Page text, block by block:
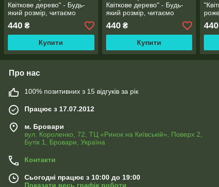
Квіткове дерево" - Будь-
який розмір, читаємо
опис!
440 ₴
Купити
Квіткове дерево" - Будь-
який розмір, читаємо
опис!
440₴
Купити
440
Про нас
100% позитивних з 15 відгуків за рік
Працює з 17.07.2012
м. Бровари
вул. Короленко, 72, ТЦ «Ринок на Київській», Поверх 2,
Бутік 1, Бровари, Україна
Контакти
Сьогодні працює з 10:00 до 19:00
Показати весь графік роботи